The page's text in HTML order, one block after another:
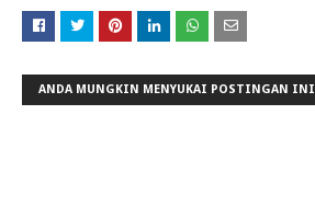
ANDA MUNGKIN MENYUKAI POSTINGAN INI